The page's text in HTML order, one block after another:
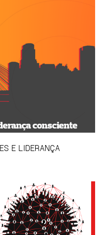
E LIDERANÇA